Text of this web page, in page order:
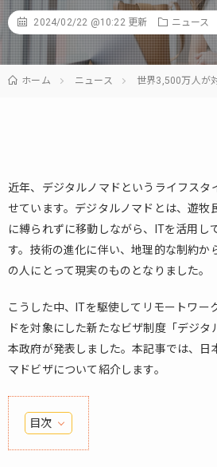
2024/02/22 @10:22更新 ニュース
ホーム ニュース 世界3,500万人が
近年、デジタルノマドというライフスタ
せています。デジタルノマドとは、遊牧
に縛られずに移動しながら、ITを活用し
す。技術の進化に伴い、地理的な制約か
の人にとって現実のものとなりました。
こうした中、ITを駆使してリモートワー
ドを対象にした新たなビザ制度「デジタ
本政府が発表しました。本記事では、日
マドビザについて紹介します。
目次
1.